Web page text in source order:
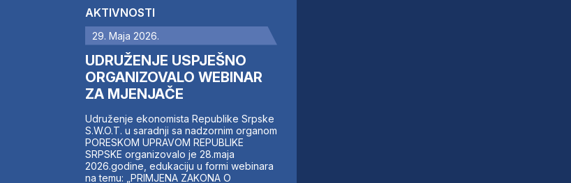
AKTIVNOSTI
29. Maja 2026.
UDRUŽENJE USPJEŠNO
ORGANIZOVALO WEBINAR
ZA MJENJAČE
Udruženje ekonomista Republike Srpske
S.W.O.T. u saradnji sa nadzornim organom
PORESKOM UPRAVOM REPUBLIKE
SRPSKE organizovalo je 28.maja
2026.godine, edukaciju u formi webinara
na temu: „PRIMJENA ZAKONA O